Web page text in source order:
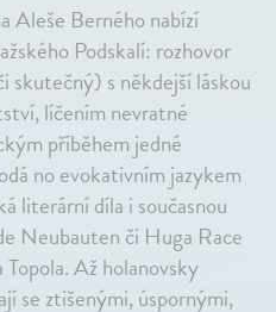
Aleše Berného nabízí
Podskalí: rozhovor
skutečný) s někdejší láskou
líčením nevratné
příběhem jedné
no evokativním jazykem
literární díla i současnou
Neubauten či Huga Race
Až holanovsky
se ztišenými, úspornými,